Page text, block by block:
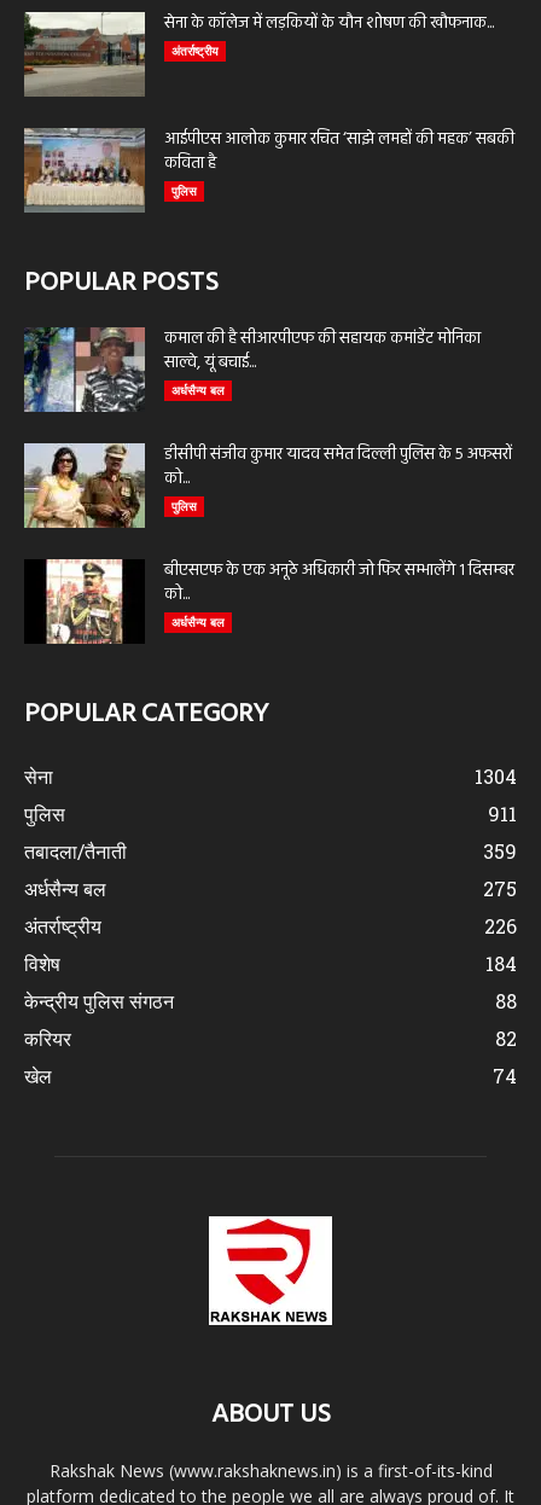
सेना के कॉलेज में लड़कियों के यौन शोषण की खौफनाक...
अंतर्राष्ट्रीय
आईपीएस आलोक कुमार रचित ‘साझे लमहों की महक’ सबकी
कविता है
पुलिस
POPULAR POSTS
कमाल की है सीआरपीएफ की सहायक कमांडेंट मोनिका
साल्वे, यूं बचाई...
अर्धसैन्य बल
डीसीपी संजीव कुमार यादव समेत दिल्ली पुलिस के 5 अफसरों
को...
पुलिस
बीएसएफ के एक अनूठे अधिकारी जो फिर सम्भालेंगे 1 दिसम्बर
को...
अर्धसैन्य बल
POPULAR CATEGORY
सेना
1304
पुलिस
911
तबादला/तैनाती
359
अर्धसैन्य बल
275
अंतर्राष्ट्रीय
226
विशेष
184
केन्द्रीय पुलिस संगठन
88
करियर
82
खेल
74
ABOUT US
Rakshak News (www.rakshaknews.in) is a first-of-its-kind
platform dedicated to the people we all are always proud of. It